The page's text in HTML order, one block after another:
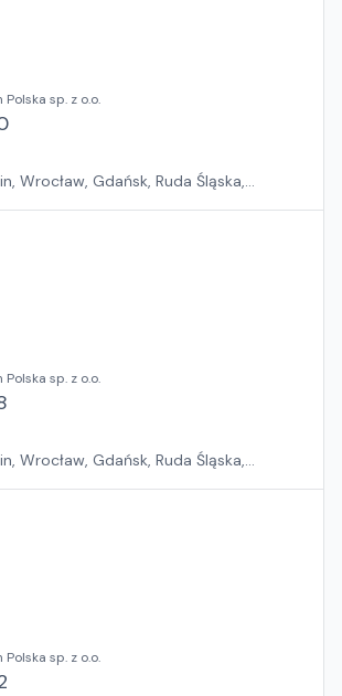
sp. z o.o.
Wrocław, Gdańsk, Ruda Śląska,
sp. z o.o.
Wrocław, Gdańsk, Ruda Śląska,
sp. z o.o.